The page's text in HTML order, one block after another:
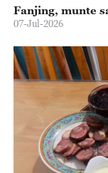
Fanjing, munte
07-Jul-2026